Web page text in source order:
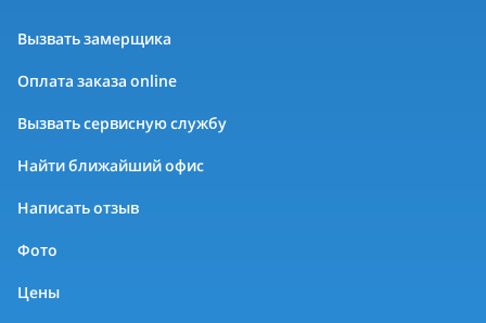
Вызвать замерщика
Оплата заказа online
Вызвать сервисную службу
Найти ближайший офис
Написать отзыв
Фото
Цены